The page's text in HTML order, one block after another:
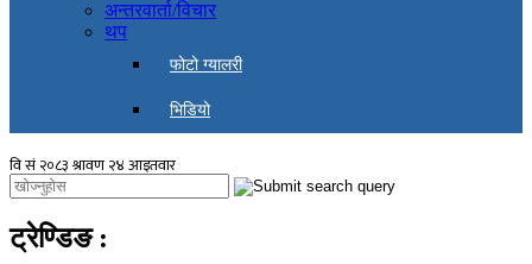
अन्तरवार्ता/विचार
थप
फोटो ग्यालरी
भिडियो
ट्रेण्डिङ :